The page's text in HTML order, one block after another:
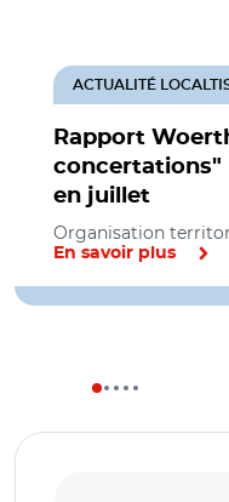
Rapport
concertations"
en juillet
ACTUALITÉ
Organisation
En savoir plus